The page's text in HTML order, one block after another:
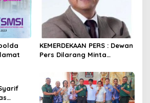
KEMERDEKAAN PERS : Dewan
Pers Dilarang Minta
Melakukan Pendaftaran!